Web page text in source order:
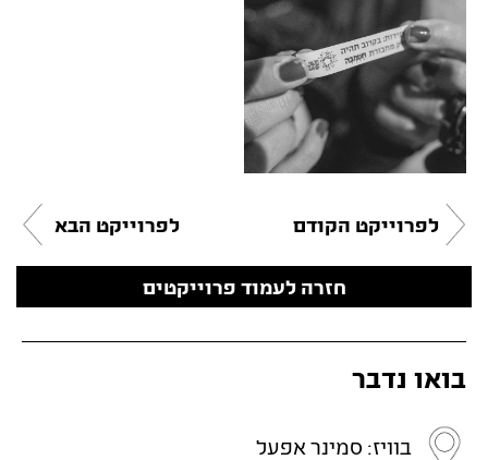
לפרוייקט הקודם
חזרה לעמוד פרוייקטים
לפרוייקט הבא
בואו נדבר
בוויז: סמינר אפעל